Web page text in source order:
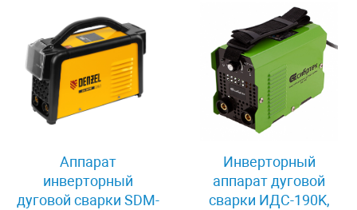
Аппарат
инверторный
дуговой сварки SDM-
Инверторный
аппарат дуговой
сварки ИДС-190K,